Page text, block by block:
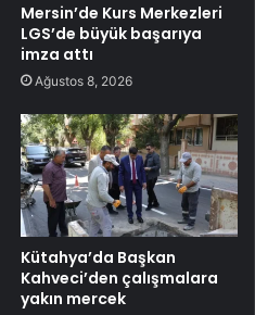
Mersin’de Kurs Merkezleri
LGS’de büyük başarıya
imza attı
Ağustos 8, 2026
Kütahya’da Başkan
Kahveci’den çalışmalara
yakın mercek